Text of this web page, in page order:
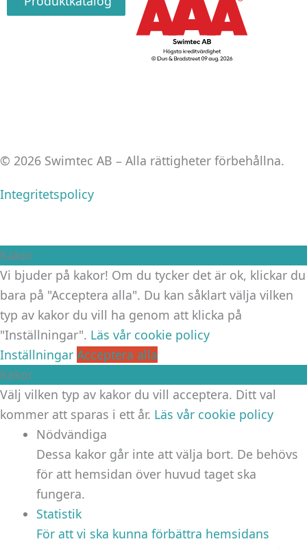
© 2026 Swimtec AB – Alla rättigheter förbehållna.
Integritetspolicy
Kakor
Vi bjuder på kakor! Om du tycker det är ok, klickar du
bara på "Acceptera alla". Du kan såklart välja vilken
typ av kakor du vill ha genom att klicka på
"Inställningar". Läs vår cookie policy
Inställningar Acceptera alla
Kakor
Välj vilken typ av kakor du vill acceptera. Ditt val
kommer att sparas i ett år. Läs vår cookie policy
Nödvändiga
Dessa kakor går inte att välja bort. De behövs
för att hemsidan över huvud taget ska
fungera.
Statistik
För att vi ska kunna förbättra hemsidans